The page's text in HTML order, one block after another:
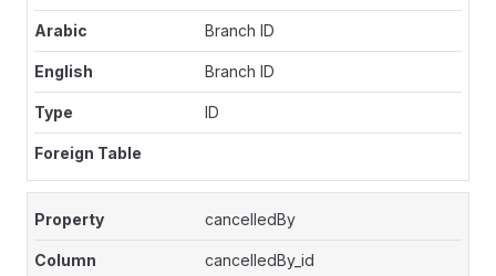
Branch ID
Branch ID
ID
cancelledBy
cancelledBy_id